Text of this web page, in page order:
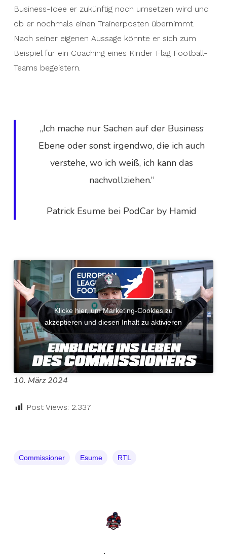
Business-Idee er zukünftig noch umsetzen wird und
ob er nochmals einen Trainerposten übernimmt.
Nach seiner eigenen Aussage könnte er sich zum
Beispiel für ein Coaching eines Kinder Flag Football-
Teams begeistern.
„Ich mache nur Sachen auf der Business
Ebene oder sonst irgendwo, die ich auch
verstehe, wo ich weiß, ich kann das
nachvollziehen.“
Patrick Esume bei PodCar by Hamid
Klicke hier, um Marketing-Cookies zu
akzeptieren und diesen Inhalt zu aktivieren
10. März 2024
Post Views: 2.337
Commissioner Esume RTL